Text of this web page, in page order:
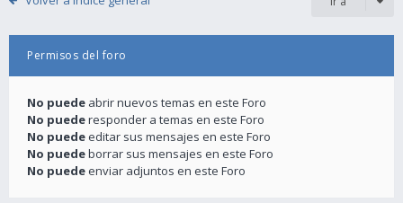
Permisos del foro
No puede abrir nuevos temas en este Foro
No puederesponder a temas en este Foro
No puedeeditar sus mensajes en este Foro
No puedeborrar sus mensajes en este Foro
No puedeenviar adjuntos en este Foro